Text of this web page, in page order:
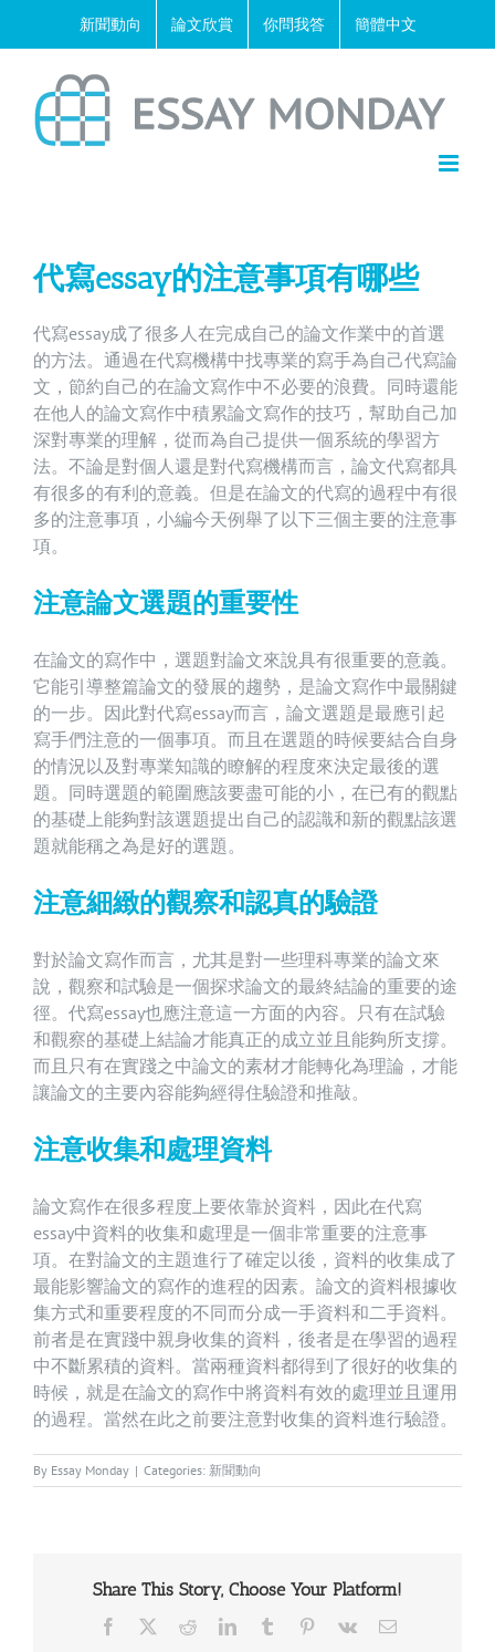
新聞動向 論文欣賞 你問我答 簡體中文
代寫essay的注意事項有哪些
代寫essay成了很多人在完成自己的論文作業中的首選
的方法。通過在代寫機構中找專業的寫手為自己代寫論
文，節約自己的在論文寫作中不必要的浪費。同時還能
在他人的論文寫作中積累論文寫作的技巧，幫助自己加
深對專業的理解，從而為自己提供一個系統的學習方
法。不論是對個人還是對代寫機構而言，論文代寫都具
有很多的有利的意義。但是在論文的代寫的過程中有很
多的注意事項，小編今天例舉了以下三個主要的注意事
項。
注意論文選題的重要性
在論文的寫作中，選題對論文來說具有很重要的意義。
它能引導整篇論文的發展的趨勢，是論文寫作中最關鍵
的一步。因此對代寫essay而言，論文選題是最應引起
寫手們注意的一個事項。而且在選題的時候要結合自身
的情況以及對專業知識的瞭解的程度來決定最後的選
題。同時選題的範圍應該要盡可能的小，在已有的觀點
的基礎上能夠對該選題提出自己的認識和新的觀點該選
題就能稱之為是好的選題。
注意細緻的觀察和認真的驗證
對於論文寫作而言，尤其是對一些理科專業的論文來
說，觀察和試驗是一個探求論文的最終結論的重要的途
徑。代寫essay也應注意這一方面的內容。只有在試驗
和觀察的基礎上結論才能真正的成立並且能夠所支撐。
而且只有在實踐之中論文的素材才能轉化為理論，才能
讓論文的主要內容能夠經得住驗證和推敲。
注意收集和處理資料
論文寫作在很多程度上要依靠於資料，因此在代寫
essay中資料的收集和處理是一個非常重要的注意事
項。在對論文的主題進行了確定以後，資料的收集成了
最能影響論文的寫作的進程的因素。論文的資料根據收
集方式和重要程度的不同而分成一手資料和二手資料。
前者是在實踐中親身收集的資料，後者是在學習的過程
中不斷累積的資料。當兩種資料都得到了很好的收集的
時候，就是在論文的寫作中將資料有效的處理並且運用
的過程。當然在此之前要注意對收集的資料進行驗證。
By Essay Monday | Categories: 新聞動向
Share This Story, Choose Your Platform!
Facebook RedditLinkedInTumblr Pinterest
Vk Email